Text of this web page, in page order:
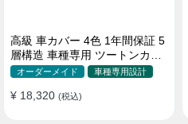
高級 車カバー 4色 1年間保証 5
層構造 車種専用 ツートンカラ
ー オーダーメイド 防水 耐久性
オーダーメイド 車種専用設計
¥ 18,320 (税込)